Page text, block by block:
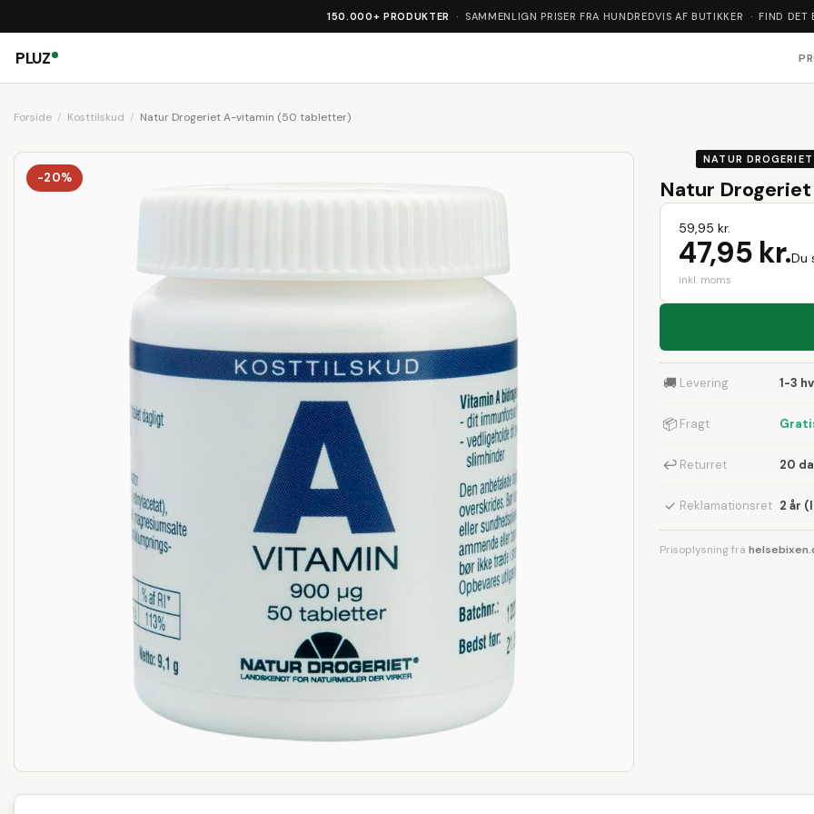
150.000+ PRODUKTER · SAMMENLIGN PRISER FRA HUNDREDVIS AF BUTIKKER · FIND DET
PLUZ
Forside Kosttilskud Natur Drogeriet A-vitamin (50 tabletter)
-20%
NATUR DROGERIET
Natur
59,95 kr.
47,95 kr.Du
inkl. moms
🚚 Levering 1-3
📦 Fragt
↩ Returret 20
✓ Reklamationsret 2 år
Prisoplysning fra